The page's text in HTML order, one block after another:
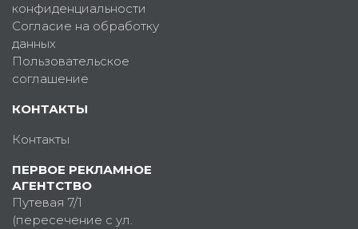
конфиденциальности
Согласие на обработку
данных
Пользовательское
соглашение
КОНТАКТЫ
Контакты
ПЕРВОЕ РЕКЛАМНОЕ
АГЕНТСТВО
Путевая 7/1
(пересечение с ул.